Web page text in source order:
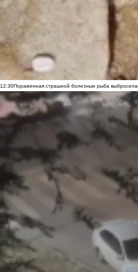
12:30Пораженная страшной болезнью рыба